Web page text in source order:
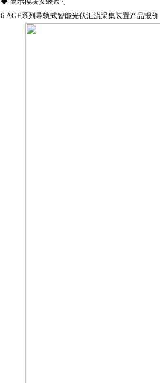
6 AGF系列导轨式智能光伏汇流采集装置产品报价